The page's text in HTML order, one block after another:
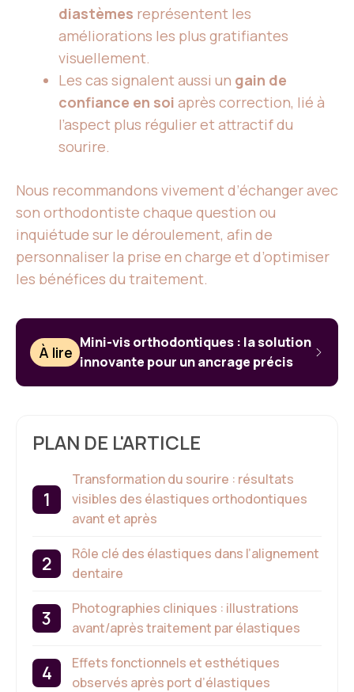
diastèmes représentent les
améliorations les plus gratifiantes
visuellement.
Les cas signalent aussi un gain de
confiance en soi après correction, lié à
l’aspect plus régulier et attractif du
sourire.
Nous recommandons vivement d’échanger avec
son orthodontiste chaque question ou
inquiétude sur le déroulement, afin de
personnaliser la prise en charge et d’optimiser
les bénéfices du traitement.
À lire
Mini-vis orthodontiques : la solution
innovante pour un ancrage précis
PLAN DE L'ARTICLE
Transformation du sourire : résultats
visibles des élastiques orthodontiques
avant et après
Rôle clé des élastiques dans l’alignement
dentaire
Photographies cliniques : illustrations
avant/après traitement par élastiques
Effets fonctionnels et esthétiques
observés après port d’élastiques